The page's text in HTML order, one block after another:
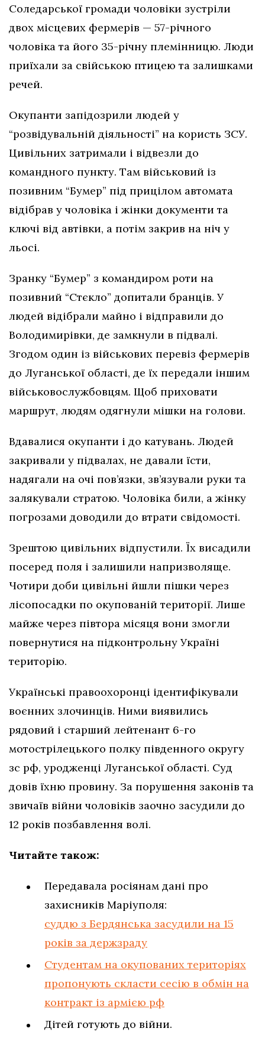
Соледарської громади чоловіки зустріли
двох місцевих фермерів — 57-річного
чоловіка та його 35-річну племінницю. Люди
приїхали за свійською птицею та залишками
речей.
Окупанти запідозрили людей у
“розвідувальній діяльності” на користь ЗСУ.
Цивільних затримали і відвезли до
командного пункту. Там військовий із
позивним “Бумер” під прицілом автомата
відібрав у чоловіка і жінки документи та
ключі від автівки, а потім закрив на ніч у
льосі.
Зранку “Бумер” з командиром роти на
позивний “Стєкло” допитали бранців. У
людей відібрали майно і відправили до
Володимирівки, де замкнули в підвалі.
Згодом один із військових перевіз фермерів
до Луганської області, де їх передали іншим
військовослужбовцям. Щоб приховати
маршрут, людям одягнули мішки на голови.
Вдавалися окупанти і до катувань. Людей
закривали у підвалах, не давали їсти,
надягали на очі пов’язки, зв’язували руки та
залякували стратою. Чоловіка били, а жінку
погрозами доводили до втрати свідомості.
Зрештою цивільних відпустили. Їх висадили
посеред поля і залишили напризволяще.
Чотири доби цивільні йшли пішки через
лісопосадки по окупованій території. Лише
майже через півтора місяця вони змогли
повернутися на підконтрольну Україні
територію.
Українські правоохоронці ідентифікували
воєнних злочинців. Ними виявились
рядовий і старший лейтенант 6-го
мотострілецького полку південного округу
зс рф, уродженці Луганської області. Суд
довів їхню провину. За порушення законів та
звичаїв війни чоловіків заочно засудили до
12 років позбавлення волі.
Читайте також:
Передавала росіянам дані про
захисників Маріуполя:
суддю з Бердянська засудили на 15
років за держзраду
Студентам на окупованих територіях
пропонують скласти сесію в обмін на
контракт із армією рф
Дітей готують до війни.